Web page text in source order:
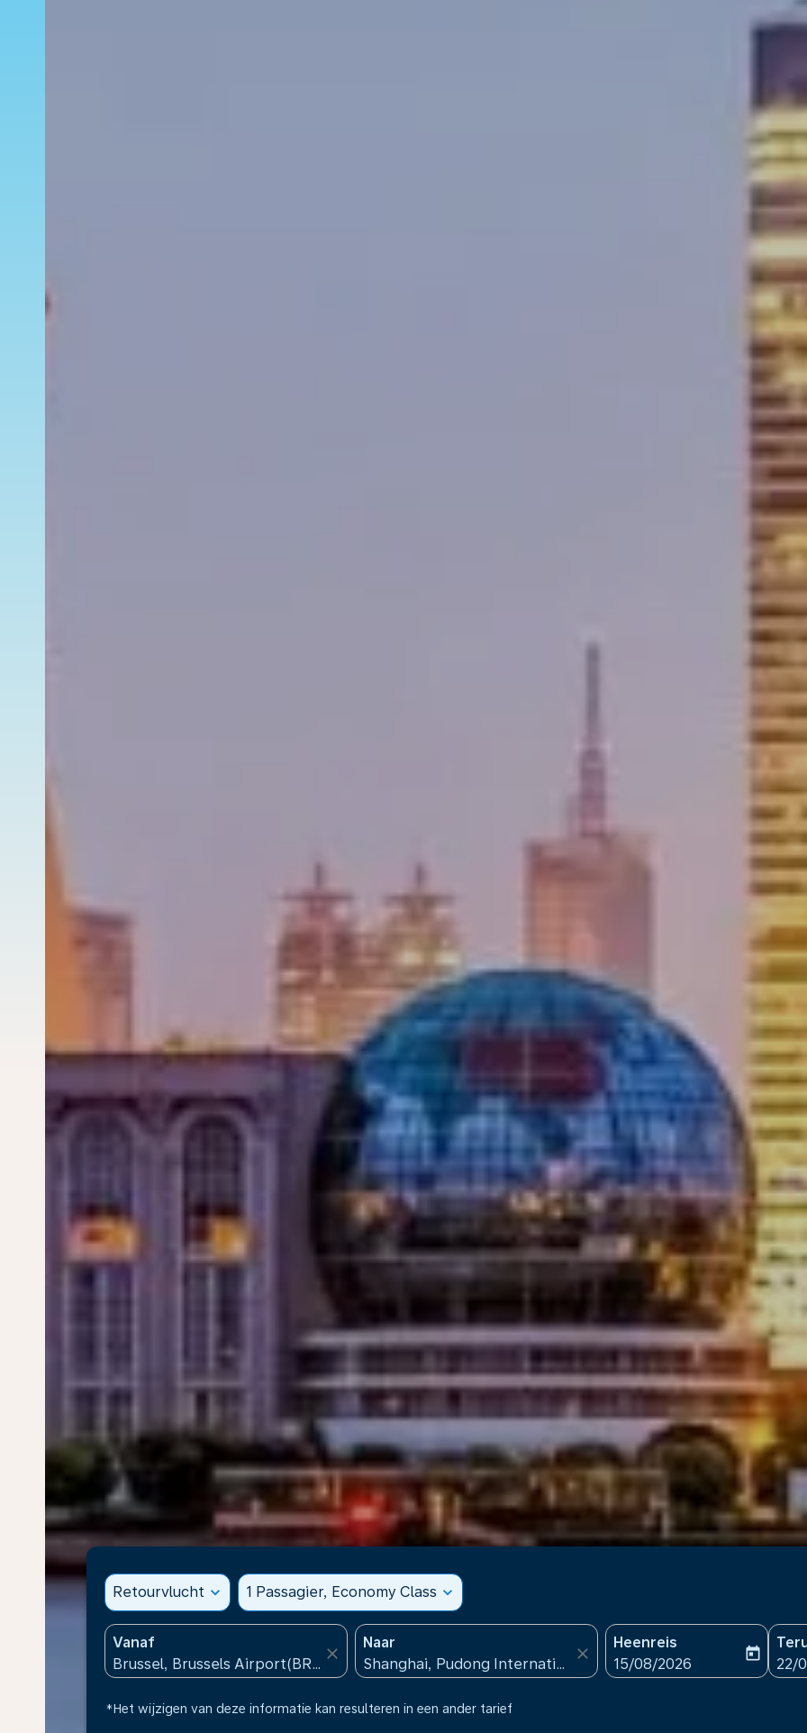
Retourvlucht expand_more 1 Passagier, Economy Class expand_more
Vanaf
close
Naar
close
Heenreis
fc-booking-departure-
15/08/2026
today
fc-
22/
*Het wijzigen van deze informatie kan resulteren in een ander tarief